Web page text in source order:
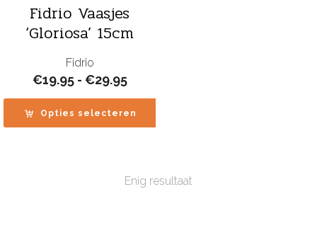
Fidrio Vaasjes
‘Gloriosa’ 15cm
Fidrio
€19.95 - €29.95Prijsklasse:
tot
Opties selecteren
Enig resultaat